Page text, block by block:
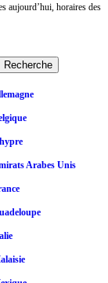
aujourd’hui, horaires des
Arabes Unis